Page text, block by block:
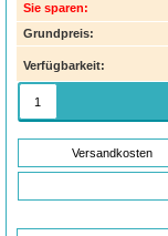
Sie sparen:
Grundpreis:
Verfügbarkeit:
Versandkosten